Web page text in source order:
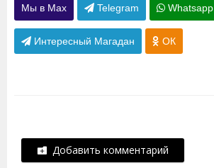
Мы в Max Telegram Whatsapp
Интересный Магадан ОК
Добавить комментарий